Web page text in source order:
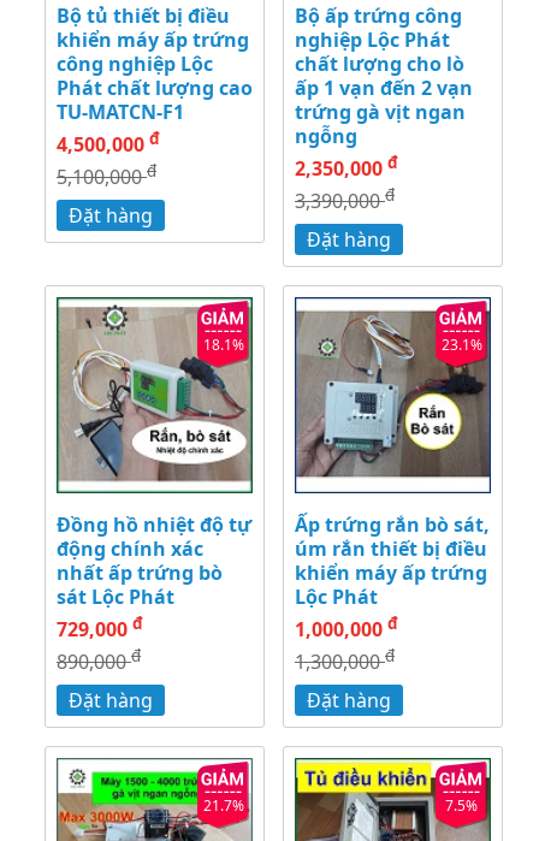
Bộ tủ thiết bị điều
khiển máy ấp trứng
công nghiệp Lộc
Phát chất lượng cao
TU-MATCN-F1
4,500,000 đ
5,100,000đ
Đặt hàng
Bộ ấp trứng công
nghiệp Lộc Phát
chất lượng cho lò
ấp 1 vạn đến 2 vạn
trứng gà vịt ngan
ngỗng
2,350,000 đ
3,390,000đ
Đặt hàng
18.1%
Đồng hồ nhiệt độ tự
động chính xác
nhất ấp trứng bò
sát Lộc Phát
729,000 đ
890,000đ
Đặt hàng
23.1%
Ấp trứng rắn bò sát,
úm rắn thiết bị điều
khiển máy ấp trứng
Lộc Phát
1,000,000 đ
1,300,000đ
Đặt hàng
21.7% 7.5%